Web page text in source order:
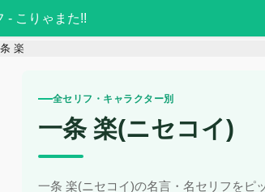
- こりゃまた!!
楽
全セリフ・キャラクター別
一条 楽(ニセコイ)
一条 楽(ニセコイ)の名言・名セリフをピ